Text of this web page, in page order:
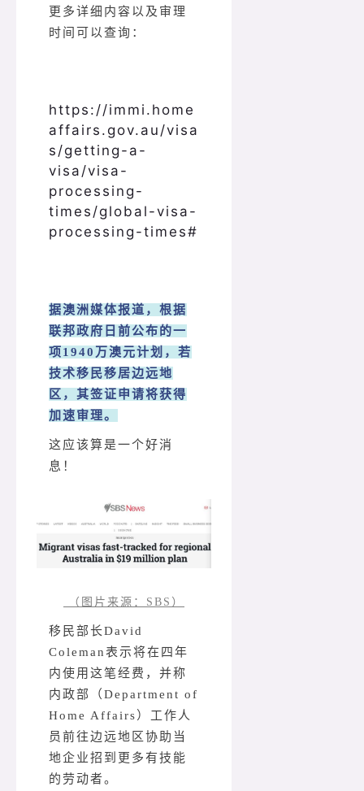
更多详细内容以及审理
时间可以查询：
https://immi.home
affairs.gov.au/visa
s/getting-a-
visa/visa-
processing-
times/global-visa-
processing-times#
据澳洲媒体报道，根据
联邦政府日前公布的一
项1940万澳元计划，若
技术移民移居边远地
区，其签证申请将获得
加速审理。
这应该算是一个好消
息！
（图片来源：SBS）
移民部长David
Coleman表示将在四年
内使用这笔经费，并称
内政部（Department of
Home Affairs）工作人
员前往边远地区协助当
地企业招到更多有技能
的劳动者。